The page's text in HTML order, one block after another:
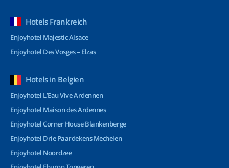
Hotels Frankreich
Enjoyhotel Majestic Alsace
Enjoyhotel Des Vosges – Elzas
Hotels in Belgien
Enjoyhotel L’Eau Vive Ardennen
Enjoyhotel Maison des Ardennes
Enjoyhotel Corner House Blankenberge
Enjoyhotel Drie Paardekens Mechelen
Enjoyhotel Noordzee